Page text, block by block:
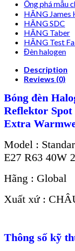
Ống phá mẫu
HÃNG James
HÃNG SDC
HÃNG Taber
HÃNG Test
Đèn halogen
Description
Reviews (0)
Bóng đèn
Reflektor Spot
Extra
Model :
E27 R63 40W
Hãng : Global
Xuất xứ :
Thông số kỹ